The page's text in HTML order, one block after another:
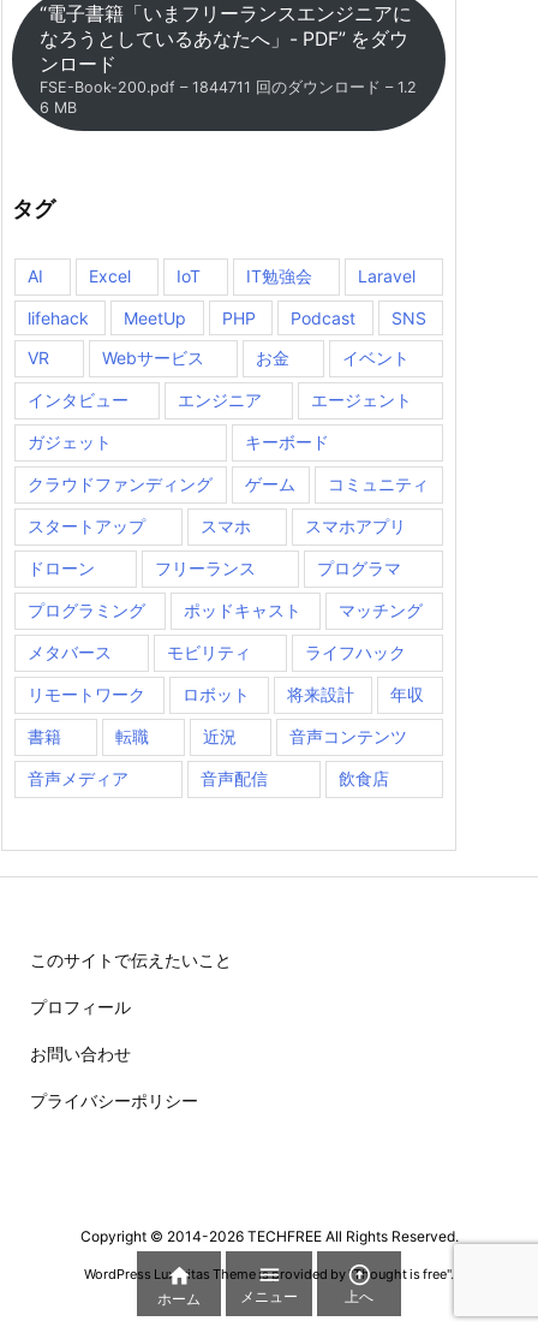
“電子書籍「いまフリーランスエンジニアに
なろうとしているあなたへ」- PDF” をダウ
ンロード
FSE-Book-200.pdf – 1844711 回のダウンロード – 1.2
6 MB
タグ
AI Excel IoT IT勉強会 Laravel
lifehack MeetUp PHP Podcast
SNS
VR
Webサービス お金 イベント
インタビュー エンジニア エージェント
ガジェット キーボード
クラウドファンディング ゲーム コミュニティ
スタートアップ スマホ スマホアプリ
ドローン フリーランス プログラマ
プログラミング ポッドキャスト マッチング
メタバース モビリティ ライフハック
リモートワーク ロボット 将来設計 年収
書籍 転職 近況 音声コンテンツ
音声メディア 音声配信 飲食店
このサイトで伝えたいこと
プロフィール
お問い合わせ
プライバシーポリシー
Copyright © 2014-2026 TECHFREEAll Rights Reserved.
WordPress Luxeritas Theme is provided by "Thought is free".

ホーム

メニュー

上へ